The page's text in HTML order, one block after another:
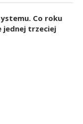
Co roku
jednej trzeciej